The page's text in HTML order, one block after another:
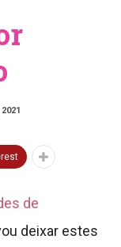
de
deixar estes